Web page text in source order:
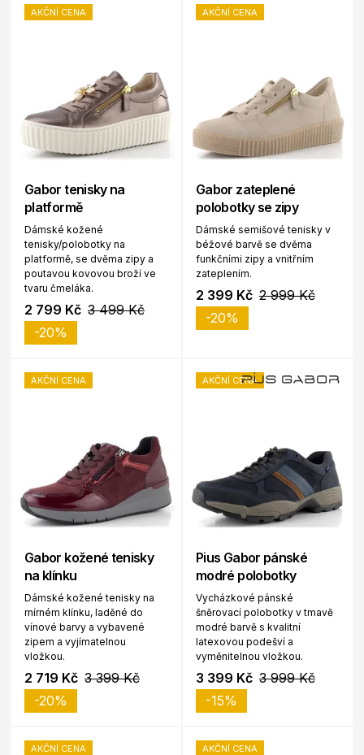
AKČNÍ CENA
Gabor tenisky na
platformě
Dámské kožené
tenisky/polobotky na
platformě, se dvěma zipy a
poutavou kovovou broží ve
tvaru čmeláka.
2 799 Kč 3 499 Kč
-20%
AKČNÍ CENA
Gabor zateplené
polobotky se zipy
Dámské semišové tenisky v
béžové barvě se dvěma
funkčními zipy a vnitřním
zateplením.
2 399 Kč 2 999 Kč
-20%
AKČNÍ CENA
Gabor kožené tenisky
na klínku
Dámské kožené tenisky na
mírném klínku, laděné do
vínové barvy a vybavené
zipem a vyjímatelnou
vložkou.
2 719 Kč 3 399 Kč
-20%
AKČNÍ CENA
Pius Gabor pánské
modré polobotky
Vycházkové pánské
šněrovací polobotky v tmavě
modré barvě s kvalitní
latexovou podešví a
vyměnitelnou vložkou.
3 399 Kč 3 999 Kč
-15%
AKČNÍ CENA AKČNÍ CENA